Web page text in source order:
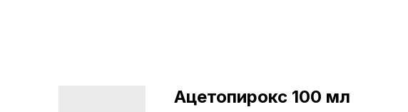
Ацетопирокс 100 мл